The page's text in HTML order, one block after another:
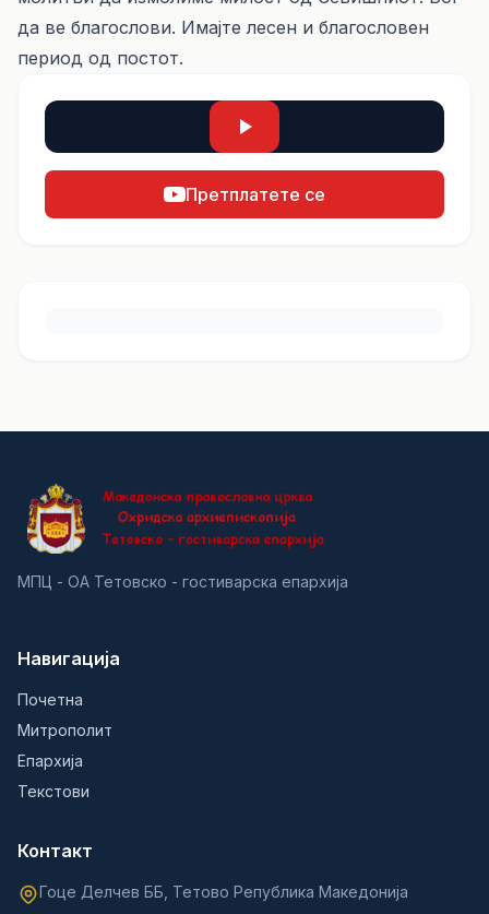
да ве благослови. Имајте лесен и благословен
период од постот.
Претплатете се
МПЦ - ОА Тетовско - гостиварска епархија
Навигација
Почетна
Митрополит
Епархија
Текстови
Контакт
Гоце Делчев ББ, Тетово Република Македонија